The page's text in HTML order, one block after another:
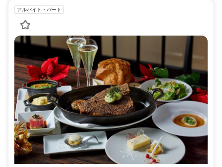
アルバイト・パート